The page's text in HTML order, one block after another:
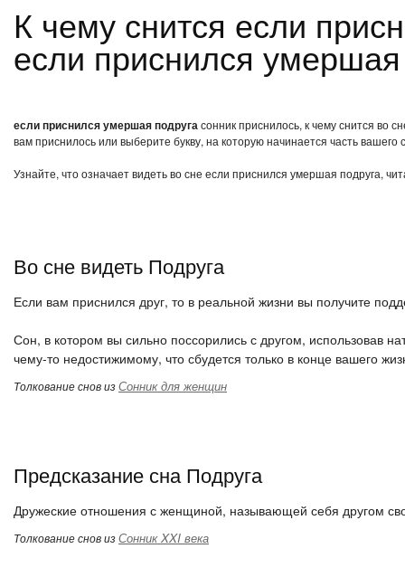
К чему снится если приснился умершая подруга?
если приснился умершая
если приснился умершая подругасонник приснилось, к чему снится во
вам приснилось или выберите букву, на которую начинается часть вашего
Узнайте, что означает видеть во сне если приснился умершая подруга,
Во сне видеть Подруга
Если вам приснился друг, то в реальной жизни вы получите
Сон, в котором вы сильно поссорились с другом, использовав
чему-то недостижимому, что сбудется только в конце вашего
Толкование снов изСонник для женщин
Предсказание сна Подруга
Дружеские отношения с женщиной, называющей себя другом
Толкование снов изСонник XXI века